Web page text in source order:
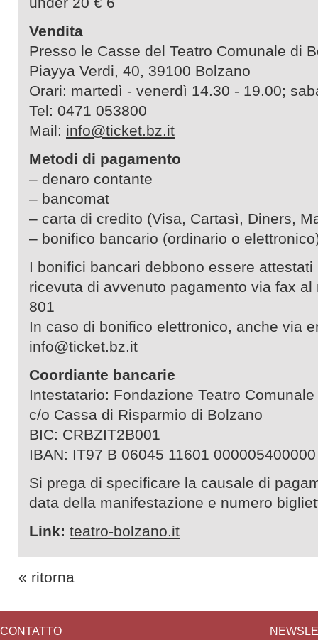
Vendita
Presso le Casse del Teatro Comunale di
Piayya Verdi, 40, 39100 Bolzano
Orari: martedì - venerdì 14.30 - 19.00;
Tel: 0471 053800
Mail: info@ticket.bz.it
Metodi di pagamento
– denaro contante
– bancomat
– carta di credito (Visa, Cartasì, Diners,
– bonifico bancario (ordinario o
I bonifici bancari debbono essere
ricevuta di avvenuto pagamento via fax
801
In caso di bonifico elettronico, anche via
info@ticket.bz.it
Coordiante bancarie
Intestatario: Fondazione Teatro Comunale
c/o Cassa di Risparmio di Bolzano
BIC: CRBZIT2B001
IBAN: IT97 B 06045 11601 000005400000
Si prega di specificare la causale di
data della manifestazione e numero
Link: teatro-bolzano.it
« ritorna
CONTATTO